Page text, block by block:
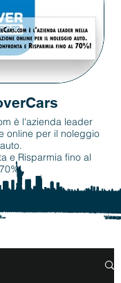
è l'azienda leader
online per il noleggio
auto.
e Risparmia fino al
70%!